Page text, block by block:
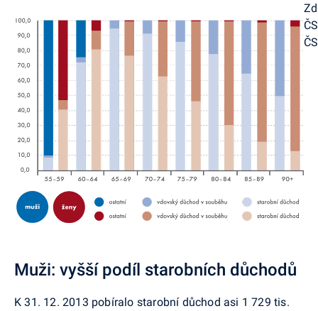
Muži: vyšší podíl starobních důchodů
K 31. 12. 2013 pobíralo starobní důchod asi 1 729 tis.